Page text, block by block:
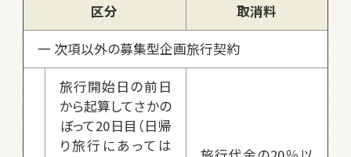
区分
取消料
一 次項以外の募集型企画旅行契約
旅行開始日の前日
から起算してさかの
ぼって20日目（日帰
り旅行にあっては